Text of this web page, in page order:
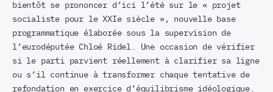
bientôt se prononcer d’ici l’été sur le « projet
socialiste pour le XXIe siècle », nouvelle base
programmatique élaborée sous la supervision de
l’eurodéputée Chloé Ridel. Une occasion de vérifier
si le parti parvient réellement à clarifier sa ligne
ou s’il continue à transformer chaque tentative de
refondation en exercice d’équilibrisme idéologique.